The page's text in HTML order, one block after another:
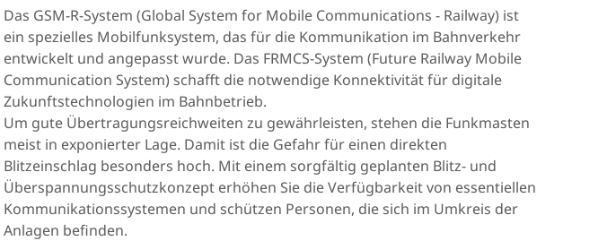
Das GSM-R-System (Global System for Mobile Communications - Railway) ist
ein spezielles Mobilfunksystem, das für die Kommunikation im Bahnverkehr
entwickelt und angepasst wurde. Das FRMCS-System (Future Railway Mobile
Communication System) schafft die notwendige Konnektivität für digitale
Zukunftstechnologien im Bahnbetrieb.
Um gute Übertragungsreichweiten zu gewährleisten, stehen die Funkmasten
meist in exponierter Lage. Damit ist die Gefahr für einen direkten
Blitzeinschlag besonders hoch. Mit einem sorgfältig geplanten Blitz- und
Überspannungsschutzkonzept erhöhen Sie die Verfügbarkeit von essentiellen
Kommunikationssystemen und schützen Personen, die sich im Umkreis der
Anlagen befinden.